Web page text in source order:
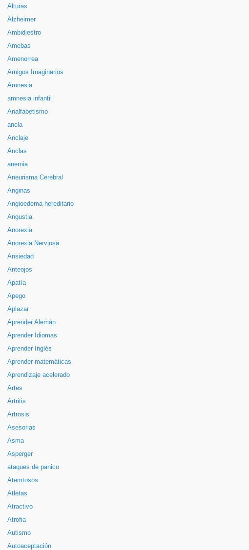
Alturas
Alzheimer
Ambidiestro
Amebas
Amenorrea
Amigos Imaginarios
Amnesia
amnesia infantil
Analfabetismo
ancla
Anclaje
Anclas
anemia
Aneurisma Cerebral
Anginas
Angioedema hereditario
Angustia
Anorexia
Anorexia Nerviosa
Ansiedad
Anteojos
Apatía
Apego
Aplazar
Aprender Alemán
Aprender Idiomas
Aprender Inglés
Aprender matemáticas
Aprendizaje acelerado
Artes
Artritis
Artrosis
Asesorias
Asma
Asperger
ataques de panico
Atemtosos
Atletas
Atractivo
Atrofia
Autismo
Autoaceptación